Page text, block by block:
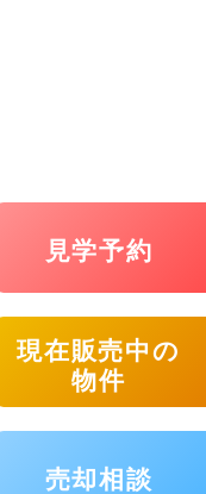
見学予約
現在販売中の
物件
売却相談